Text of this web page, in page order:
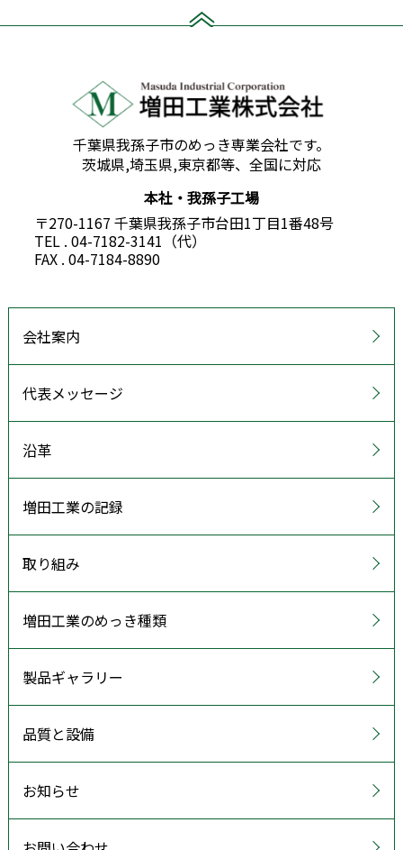
千葉県我孫子市のめっき専業会社です。
茨城県,埼玉県,東京都等、全国に対応
本社・我孫子工場
〒270-1167 千葉県我孫子市台田1丁目1番48号
TEL . 04-7182-3141（代）
FAX . 04-7184-8890
会社案内
代表メッセージ
沿革
増田工業の記録
取り組み
増田工業のめっき種類
製品ギャラリー
品質と設備
お知らせ